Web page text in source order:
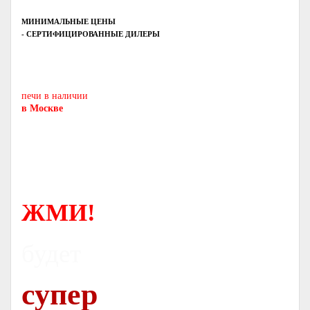
МИНИМАЛЬНЫЕ ЦЕНЫ
- СЕРТИФИЦИРОВАННЫЕ ДИЛЕРЫ
печи в наличии
в Москве
ЖМИ!
супер